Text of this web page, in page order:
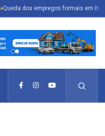
empregos formais em Itu reflete